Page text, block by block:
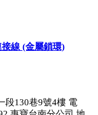
線 (金屬鎖環)
段130巷9號4樓 電